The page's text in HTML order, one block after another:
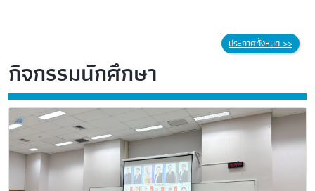
ประกาศทั้งหมด >>
กิจกรรมนักศึกษา